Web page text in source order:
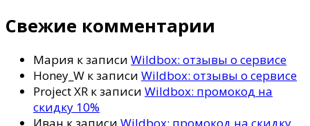
Свежие комментарии
Мария к записи Wildbox: отзывы о сервисе
Honey_W к записи Wildbox: отзывы о сервисе
Project XR к записи Wildbox: промокод на
скидку 10%